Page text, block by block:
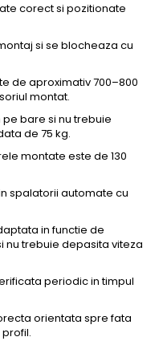
corect si pozitionate
si se blocheaza cu
de aproximativ 700–800
montat.
bare si nu trebuie
de 75 kg.
montate este de 130
spalatorii automate cu
in functie de
nu trebuie depasita viteza
periodic in timpul
orientata spre fata